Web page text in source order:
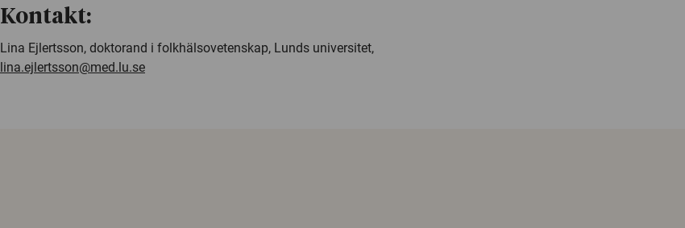
Kontakt:
Lina Ejlertsson, doktorand i folkhälsovetenskap, Lunds universitet,
lina.ejlertsson@med.lu.se